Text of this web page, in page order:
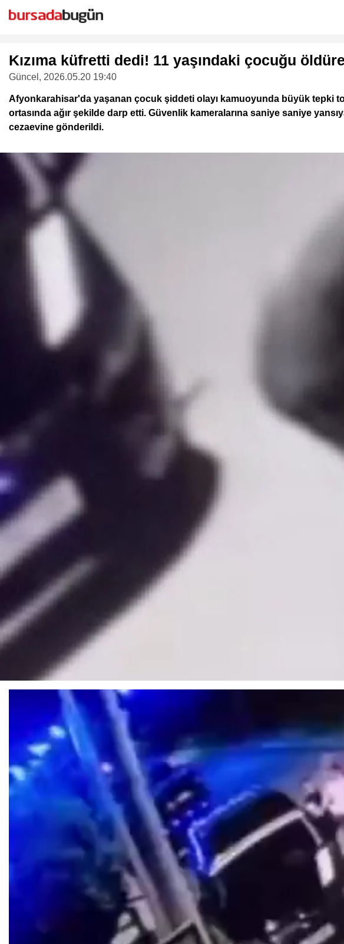
Kızıma küfretti dedi! 11 yaşındaki çocuğu
Güncel , 2026.05.20 19:40
Afyonkarahisar'da yaşanan çocuk şiddeti olayı kamuoyunda büyük tepki
ortasında ağır şekilde darp etti. Güvenlik kameralarına saniye saniye
cezaevine gönderildi.